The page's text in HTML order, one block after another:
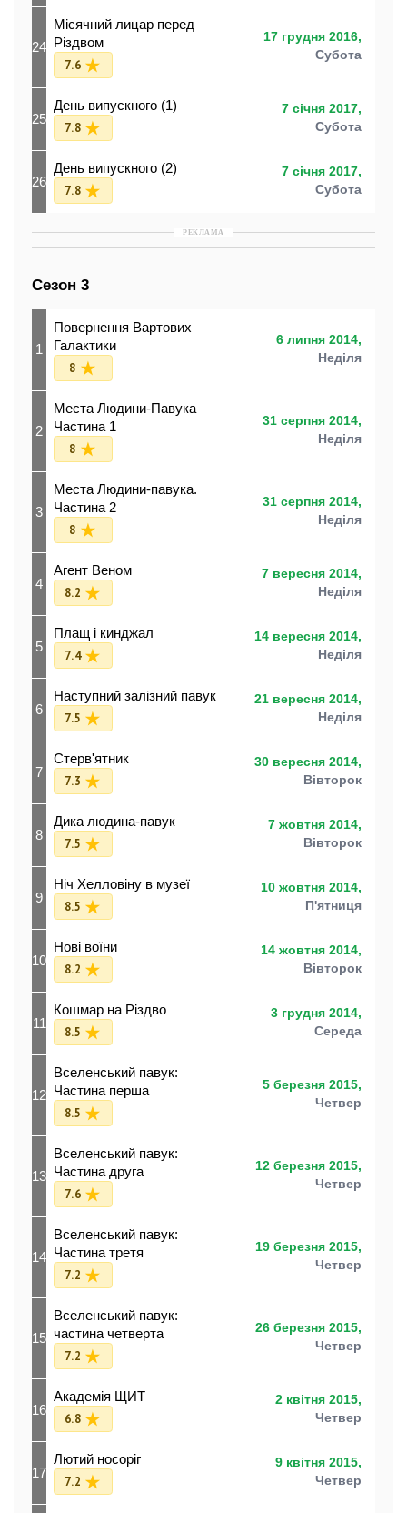
24
Місячний лицар перед
Різдвом
7.6
17 грудня 2016,
Субота
25
День випускного (1)
7.8
7 січня 2017,
Субота
26
День випускного (2)
7.8
7 січня 2017,
Субота
РЕКЛАМА
Сезон 3
1
Повернення Вартових
Галактики
8
6 липня 2014,
Неділя
2
Места Людини-Павука
Частина 1
8
31 серпня 2014,
Неділя
3
Места Людини-павука.
Частина 2
8
31 серпня 2014,
Неділя
4
Агент Веном
8.2
7 вересня 2014,
Неділя
5
Плащ і кинджал
7.4
14 вересня 2014,
Неділя
6
Наступний залізний павук
7.5
21 вересня 2014,
Неділя
7
Стерв'ятник
7.3
30 вересня 2014,
Вівторок
8
Дика людина-павук
7.5
7 жовтня 2014,
Вівторок
9
Ніч Хелловіну в музеї
8.5
10 жовтня 2014,
П'ятниця
10
Нові воїни
8.2
14 жовтня 2014,
Вівторок
11
Кошмар на Різдво
8.5
3 грудня 2014,
Середа
12
Вселенський павук:
Частина перша
8.5
5 березня 2015,
Четвер
13
Вселенський павук:
Частина друга
7.6
12 березня 2015,
Четвер
14
Вселенський павук:
Частина третя
7.2
19 березня 2015,
Четвер
15
Вселенський павук:
частина четверта
7.2
26 березня 2015,
Четвер
16
Академія ЩИТ
6.8
2 квітня 2015,
Четвер
17
Лютий носоріг
7.2
9 квітня 2015,
Четвер